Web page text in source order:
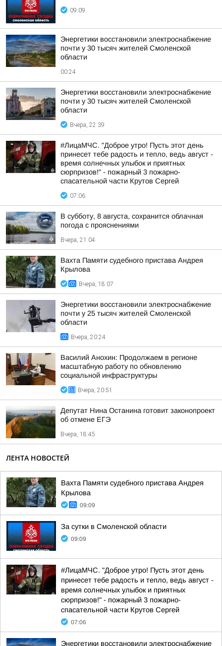
09:09
Энергетики восстановили электроснабжение
почти у 30 тысяч жителей Смоленской
области
00:24
Энергетики восстановили электроснабжение
почти у 30 тысяч жителей Смоленской
области
Вчера, 22:39
#ЛицаМЧС. "Доброе утро! Пусть этот день
принесет тебе радость и тепло, ведь август -
время солнечных улыбок и приятных
сюрпризов!" - пожарный 3 пожарно-
спасательной части Крутов Сергей
07:06
В субботу, 8 августа, сохранится облачная
погода с прояснениями
Вчера, 21:04
Вахта Памяти судебного пристава Андрея
Крылова
Вчера, 18:07
Энергетики восстановили электроснабжение
почти у 25 тысяч жителей Смоленской
области
Вчера, 20:24
Василий Анохин: Продолжаем в регионе
масштабную работу по обновлению
социальной инфраструктуры
Вчера, 20:51
Депутат Нина Останина готовит законопроект
об отмене ЕГЭ
Вчера, 18:45
ЛЕНТА НОВОСТЕЙ
Вахта Памяти судебного пристава Андрея
Крылова
09:09
За сутки в Смоленской области
09:09
#ЛицаМЧС. "Доброе утро! Пусть этот день
принесет тебе радость и тепло, ведь август -
время солнечных улыбок и приятных
сюрпризов!" - пожарный 3 пожарно-
спасательной части Крутов Сергей
07:06
Энергетики восстановили электроснабжение